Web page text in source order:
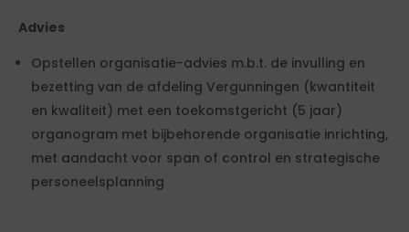
Advies
Opstellen organisatie-advies m.b.t. de invulling en
bezetting van de afdeling Vergunningen (kwantiteit
en kwaliteit) met een toekomstgericht (5 jaar)
organogram met bijbehorende organisatie inrichting,
met aandacht voor span of control en strategische
personeelsplanning